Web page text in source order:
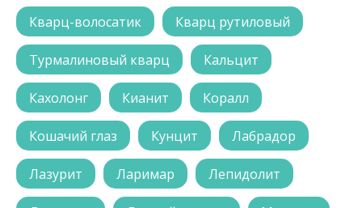
Кварц-волосатик Кварц рутиловый
Турмалиновый кварц Кальцит
Кахолонг Кианит Коралл
Кошачий глаз Кунцит Лабрадор
Лазурит Ларимар Лепидолит